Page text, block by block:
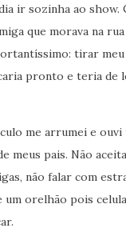
ir sozinha ao show.
que morava na
tirar meu
pronto e teria de
me arrumei e ouvi
meus pais. Não
não falar com
um orelhão pois